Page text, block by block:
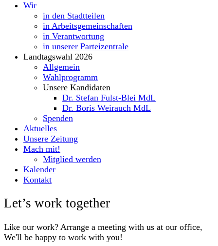
Wir
in den Stadtteilen
in Arbeitsgemeinschaften
in Verantwortung
in unserer Parteizentrale
Landtagswahl 2026
Allgemein
Wahlprogramm
Unsere Kandidaten
Dr. Stefan Fulst-Blei MdL
Dr. Boris Weirauch MdL
Spenden
Aktuelles
Unsere Zeitung
Mach mit!
Mitglied werden
Kalender
Kontakt
Let’s work together
Like our work? Arrange a meeting with us at our office,
We'll be happy to work with you!